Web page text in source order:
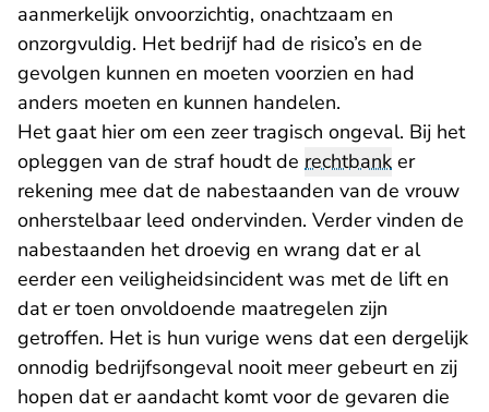
aanmerkelijk onvoorzichtig, onachtzaam en
onzorgvuldig. Het bedrijf had de risico’s en de
gevolgen kunnen en moeten voorzien en had
anders moeten en kunnen handelen.
Het gaat hier om een zeer tragisch ongeval. Bij het
opleggen van de straf houdt de rechtbank er
rekening mee dat de nabestaanden van de vrouw
onherstelbaar leed ondervinden. Verder vinden de
nabestaanden het droevig en wrang dat er al
eerder een veiligheidsincident was met de lift en
dat er toen onvoldoende maatregelen zijn
getroffen. Het is hun vurige wens dat een dergelijk
onnodig bedrijfsongeval nooit meer gebeurt en zij
hopen dat er aandacht komt voor de gevaren die